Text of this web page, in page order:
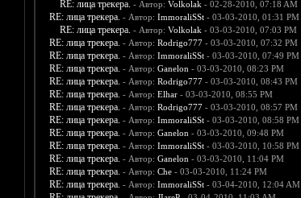
RE: лица трекера. - Автор: Volkolak - 02-28-2010, 07:18 AM
RE: лица трекера. - Автор: ImmoraliSSt- 03-03-2010, 01:31 PM
RE: лица трекера. - Автор: Volkolak - 03-03-2010, 07:03 PM
RE: лица трекера. - Автор: Rodrigo777- 03-03-2010, 07:32 PM
RE: лица трекера. - Автор: ImmoraliSSt- 03-03-2010, 07:49 PM
RE: лица трекера. - Автор: Ganelon - 03-03-2010, 08:23 PM
RE: лица трекера. - Автор: Rodrigo777- 03-03-2010, 08:43 PM
RE: лица трекера. - Автор: Elhar- 03-03-2010, 08:55 PM
RE: лица трекера. - Автор: Rodrigo777- 03-03-2010, 08:57 PM
RE: лица трекера. - Автор: ImmoraliSSt- 03-03-2010, 08:58 PM
RE: лица трекера. - Автор: Ganelon - 03-03-2010, 09:48 PM
RE: лица трекера. - Автор: ImmoraliSSt- 03-03-2010, 10:58 PM
RE: лица трекера. - Автор: Ganelon - 03-03-2010, 11:04 PM
RE: лица трекера. - Автор: Che- 03-03-2010, 11:24 PM
RE: лица трекера. - Автор: ImmoraliSSt- 03-04-2010, 12:04 AM